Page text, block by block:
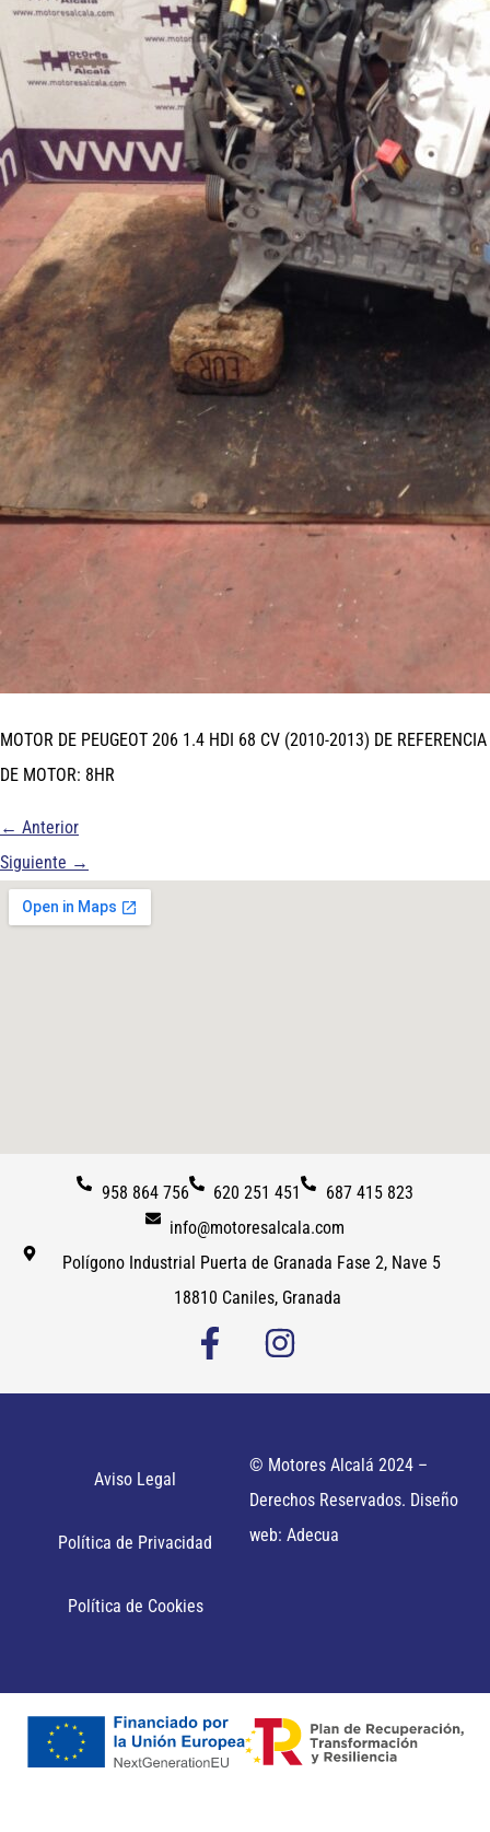
MOTOR DE PEUGEOT 206 1.4 HDI 68 CV (2010-2013) DE REFERENCIA
DE MOTOR: 8HR
← Anterior
Siguiente →
958 864 756 620 251 451
687 415 823
info@motoresalcala.com
Polígono Industrial Puerta de Granada Fase 2, Nave 5
18810 Caniles, Granada
Aviso Legal
Política de Privacidad
Política de Cookies
© Motores Alcalá 2024 –
Derechos Reservados. Diseño
web: Adecua